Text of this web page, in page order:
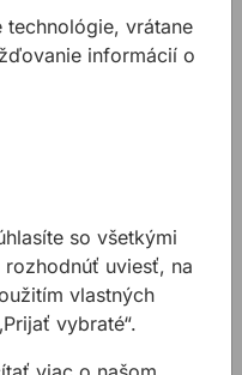
líšt,
Metabo, AEG,
KWB. Maestri,
Novus,
Stanley, Skil,
technológie, vrátane
informácií o
so všetkými
uviesť, na
vlastných
vybraté“.